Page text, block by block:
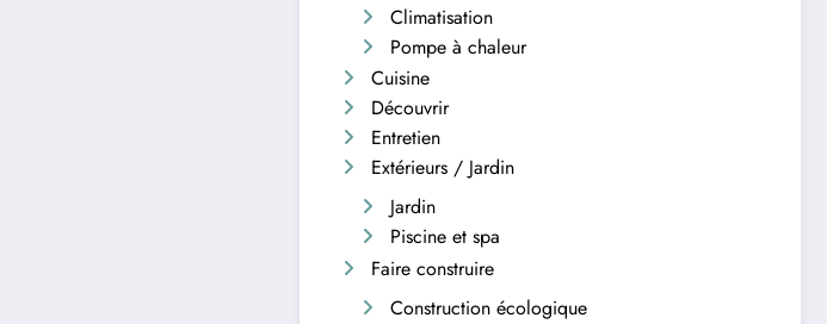
Climatisation
Pompe à chaleur
Cuisine
Découvrir
Entretien
Extérieurs / Jardin
Jardin
Piscine et spa
Faire construire
Construction écologique